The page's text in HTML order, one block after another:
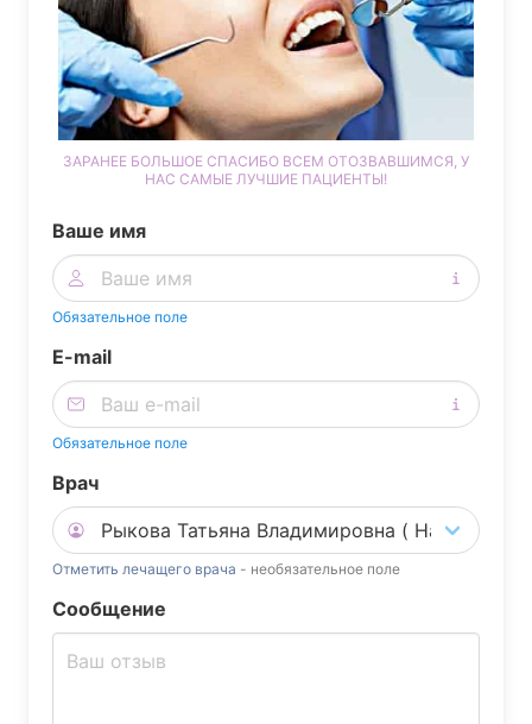
ЗАРАНЕЕ БОЛЬШОЕ СПАСИБО ВСЕМ ОТОЗВАВШИМСЯ, У
НАС САМЫЕ ЛУЧШИЕ ПАЦИЕНТЫ!
Ваше имя
Обязательное поле
E-mail
Обязательное поле
Врач
Отметить лечащего врача - необязательное поле
Сообщение